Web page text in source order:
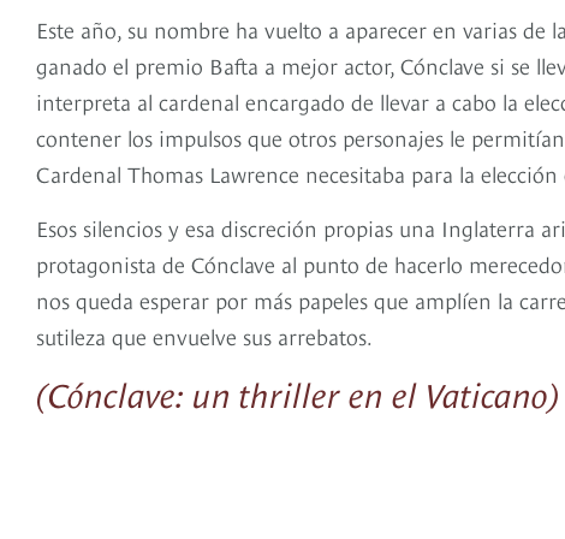
Este año, su nombre ha vuelto a aparecer en varias
ganado el premio Bafta a mejor actor, Cónclave si se
interpreta al cardenal encargado de llevar a cabo la
contener los impulsos que otros personajes le
Cardenal Thomas Lawrence necesitaba para la
Esos silencios y esa discreción propias una Inglaterra
protagonista de Cónclave al punto de hacerlo
nos queda esperar por más papeles que amplíen la
sutileza que envuelve sus arrebatos.
(Cónclave: un thriller en el Vaticano)